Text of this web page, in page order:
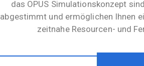
das OPUS Simulationskonzept
abgestimmt und ermöglichen Ihnen
zeitnahe Resourcen- und